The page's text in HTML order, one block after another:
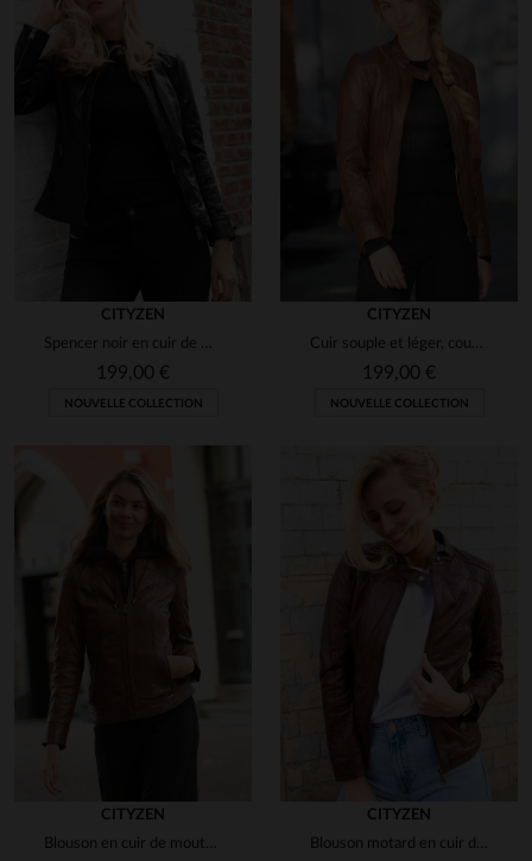
CITYZEN
Spencer noir en cuir de mouton, souple et léger, style intemporel.
199,00 €
NOUVELLE COLLECTION
CITYZEN
Cuir souple et léger, coupe slimfit, pour un look motard intemporel.
199,00 €
NOUVELLE COLLECTION
CITYZEN
Blouson en cuir de mouton cognac, slim fit, avec capuche amovible.
CITYZEN
Blouson motard en cuir de mouton marron, coupe ajustée et élégant.